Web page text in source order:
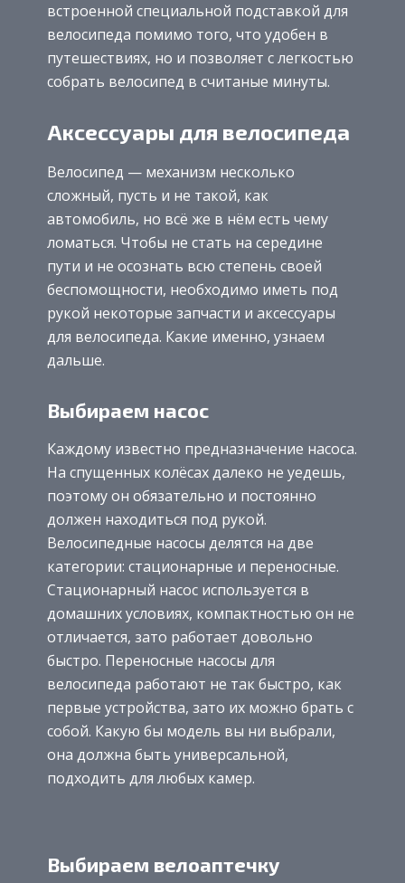
встроенной специальной подставкой для
велосипеда помимо того, что удобен в
путешествиях, но и позволяет с легкостью
собрать велосипед в считаные минуты.
Аксессуары для велосипеда
Велосипед — механизм несколько
сложный, пусть и не такой, как
автомобиль, но всё же в нём есть чему
ломаться. Чтобы не стать на середине
пути и не осознать всю степень своей
беспомощности, необходимо иметь под
рукой некоторые запчасти и аксессуары
для велосипеда. Какие именно, узнаем
дальше.
Выбираем насос
Каждому известно предназначение насоса.
На спущенных колёсах далеко не уедешь,
поэтому он обязательно и постоянно
должен находиться под рукой.
Велосипедные насосы делятся на две
категории: стационарные и переносные.
Стационарный насос используется в
домашних условиях, компактностью он не
отличается, зато работает довольно
быстро. Переносные насосы для
велосипеда работают не так быстро, как
первые устройства, зато их можно брать с
собой. Какую бы модель вы ни выбрали,
она должна быть универсальной,
подходить для любых камер.
Выбираем велоаптечку